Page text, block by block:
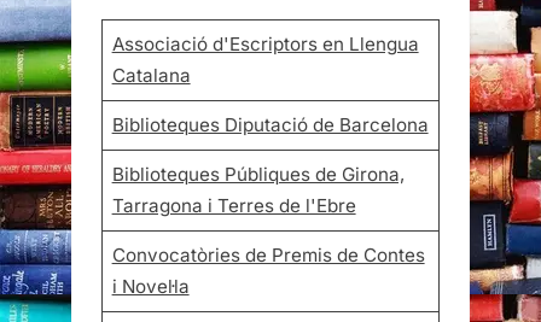
Associació d'Escriptors en Llengua
Catalana
Biblioteques Diputació de Barcelona
Biblioteques Públiques de Girona,
Tarragona i Terres de l'Ebre
Convocatòries de Premis de Contes
i Novel·la